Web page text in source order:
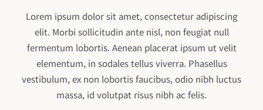
Lorem ipsum dolor sit amet, consectetur adipiscing
elit. Morbi sollicitudin ante nisl, non feugiat null
fermentum lobortis. Aenean placerat ipsum ut velit
elementum, in sodales tellus viverra. Phasellus
vestibulum, ex non lobortis faucibus, odio nibh luctus
massa, id volutpat risus nibh ac felis.